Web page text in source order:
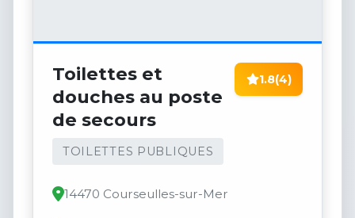
Toilettes et
douches au poste
de secours
TOILETTES PUBLIQUES
1.8(4)
14470 Courseulles-sur-Mer